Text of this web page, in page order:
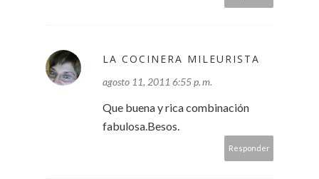
LA COCINERA MILEURISTA
agosto 11, 2011 6:55 p. m.
Que buena y rica combinación
fabulosa.Besos.
Responder